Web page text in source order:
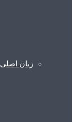
زبان اصلی